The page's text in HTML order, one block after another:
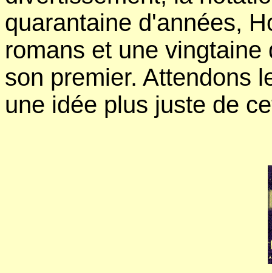
quarantaine d'années,
romans et une
son premier. Attendons
une idée plus juste de